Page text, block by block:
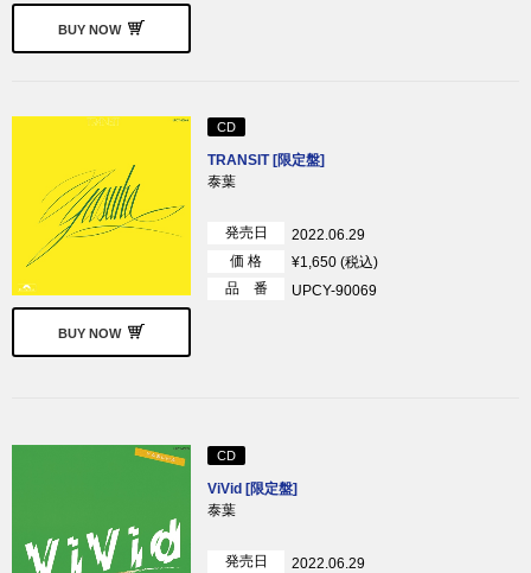
BUY NOW
BUY NOW
CD
TRANSIT [限定盤]
泰葉
発売日
2022.06.29
価 格
¥1,650 (税込)
品 番
UPCY-90069
CD
ViVid [限定盤]
泰葉
発売日
2022.06.29